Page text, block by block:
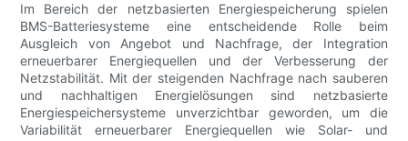
Im Bereich der netzbasierten Energiespeicherung spielen
BMS-Batteriesysteme eine entscheidende Rolle beim
Ausgleich von Angebot und Nachfrage, der Integration
erneuerbarer Energiequellen und der Verbesserung der
Netzstabilität. Mit der steigenden Nachfrage nach sauberen
und nachhaltigen Energielösungen sind netzbasierte
Energiespeichersysteme unverzichtbar geworden, um die
Variabilität erneuerbarer Energiequellen wie Solar- und